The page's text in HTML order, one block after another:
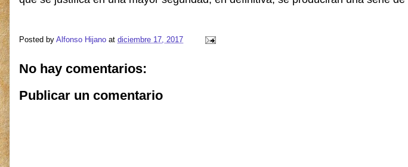
Posted by Alfonso Hijano at diciembre 17, 2017
No hay comentarios:
Publicar un comentario